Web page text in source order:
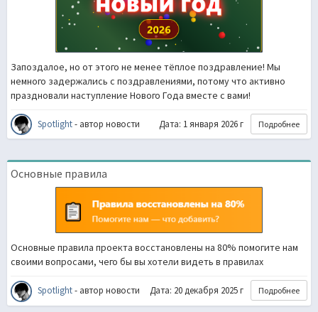
Запоздалое, но от этого не менее тёплое поздравление! Мы
немного задержались с поздравлениями, потому что активно
праздновали наступление Нового Года вместе с вами!
Spotlight- автор новости Подробнее
Дата: 1 января 2026 г
Основные правила
Основные правила проекта восстановлены на 80% помогите нам
своими вопросами, чего бы вы хотели видеть в правилах
Spotlight- автор новости Подробнее
Дата: 20 декабря 2025 г